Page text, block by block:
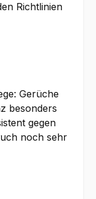
Richtlinien
Gerüche
besonders
gegen
noch sehr